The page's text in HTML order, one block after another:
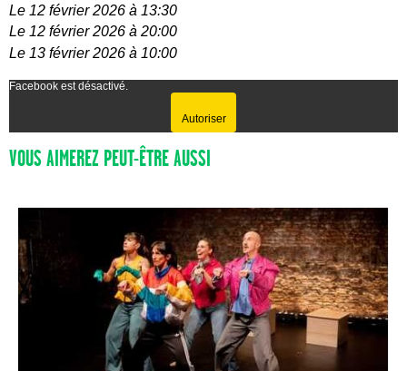
Le 12 février 2026 à 13:30
Le 12 février 2026 à 20:00
Le 13 février 2026 à 10:00
Facebook est désactivé.
Autoriser
VOUS AIMEREZ PEUT-ÊTRE AUSSI